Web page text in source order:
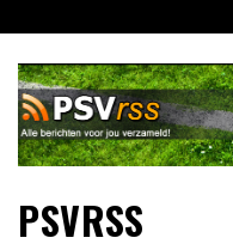
naar
inhoud
PSVRSS